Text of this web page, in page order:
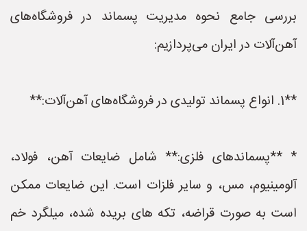
بررسی جامع نحوه مدیریت پسماند در فروشگاه‌های
آهن‌آلات در ایران می‌پردازیم:
**1. انواع پسماند تولیدی در فروشگاه‌های آهن‌آلات:**
* **پسماندهای فلزی:** شامل ضایعات آهن، فولاد،
آلومینیوم، مس، و سایر فلزات است. این ضایعات ممکن
است به صورت قراضه، تکه های بریده شده، میلگرد خم